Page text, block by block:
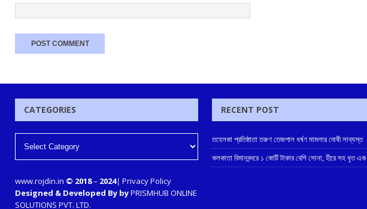
CATEGORIES
www.rojdin.in © 2018– 2024| Privacy Policy
Designed & Developed By byPRISMHUB ONLINE
SOLUTIONS PVT. LTD.
RECENT POST
তহেলকা প্রতিষ্ঠাতা তরুণ তেজপাল ধর্ষণ মামলার দোষী সাব্যস্ত
কলকাতা বিমানবন্দরে ১ কোটি টাকার বেশি সোনা, হীরে সহ ধৃত এক